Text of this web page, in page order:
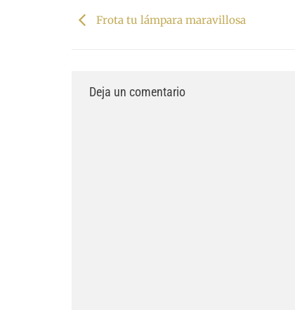
Frota tu lámpara maravillosa
Deja un comentario